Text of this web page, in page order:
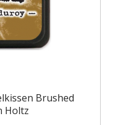
Brushed
Holtz